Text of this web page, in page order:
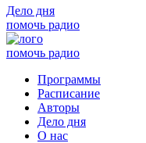
Дело дня
помочь радио
помочь радио
Программы
Расписание
Авторы
Дело дня
О нас